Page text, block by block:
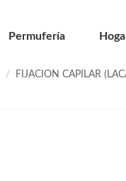
Permufería
FIJACION CAPILAR